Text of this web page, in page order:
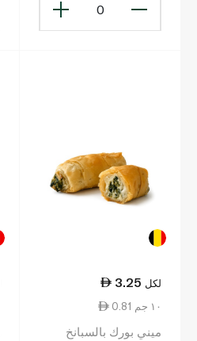
0
3.25 لكل
0.81 ١٠ جم
ميني بورك بالسبانخ